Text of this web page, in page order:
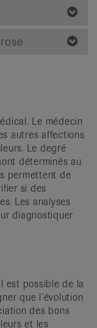
Le médecin
autres affections
Le degré
déterminés au
permettent de
si des
Les analyses
diagnostiquer
est possible de la
que l’évolution
des bons
et les